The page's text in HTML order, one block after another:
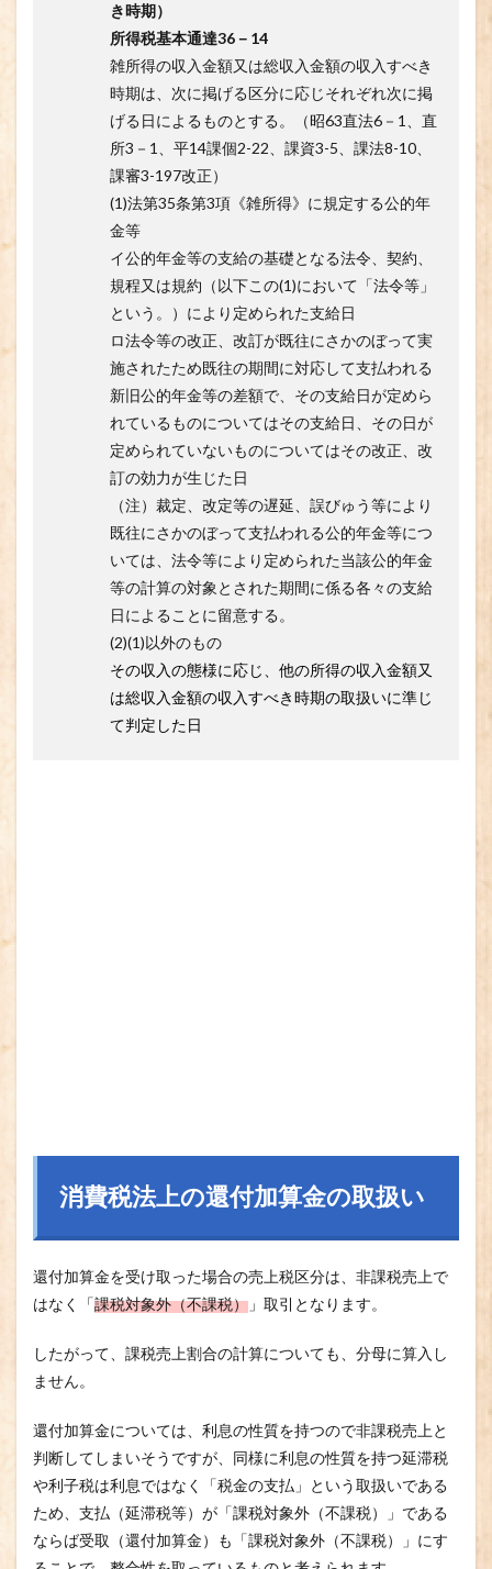
き時期）
所得税基本通達36－14
雑所得の収入金額又は総収入金額の収入すべき
時期は、次に掲げる区分に応じそれぞれ次に掲
げる日によるものとする。（昭63直法6－1、直
所3－1、平14課個2-22、課資3-5、課法8-10、
課審3-197改正）
(1)法第35条第3項《雑所得》に規定する公的年
金等
イ公的年金等の支給の基礎となる法令、契約、
規程又は規約（以下この(1)において「法令等」
という。）により定められた支給日
ロ法令等の改正、改訂が既往にさかのぼって実
施されたため既往の期間に対応して支払われる
新旧公的年金等の差額で、その支給日が定めら
れているものについてはその支給日、その日が
定められていないものについてはその改正、改
訂の効力が生じた日
（注）裁定、改定等の遅延、誤びゅう等により
既往にさかのぼって支払われる公的年金等につ
いては、法令等により定められた当該公的年金
等の計算の対象とされた期間に係る各々の支給
日によることに留意する。
(2)(1)以外のもの
その収入の態様に応じ、他の所得の収入金額又
は総収入金額の収入すべき時期の取扱いに準じ
て判定した日
消費税法上の還付加算金の取扱い
還付加算金を受け取った場合の売上税区分は、非課税売上で
はなく「課税対象外（不課税） 」取引となります。
したがって、課税売上割合の計算についても、分母に算入し
ません。
還付加算金については、利息の性質を持つので非課税売上と
判断してしまいそうですが、同様に利息の性質を持つ延滞税
や利子税は利息ではなく「税金の支払」という取扱いである
ため、支払（延滞税等）が「課税対象外（不課税）」である
ならば受取（還付加算金）も「課税対象外（不課税）」にす